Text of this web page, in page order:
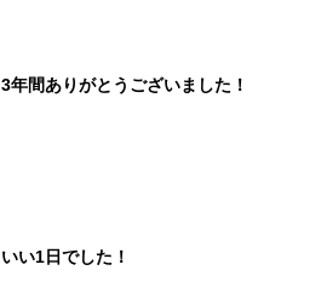
3年間ありがとうございました！
いい1日でした！